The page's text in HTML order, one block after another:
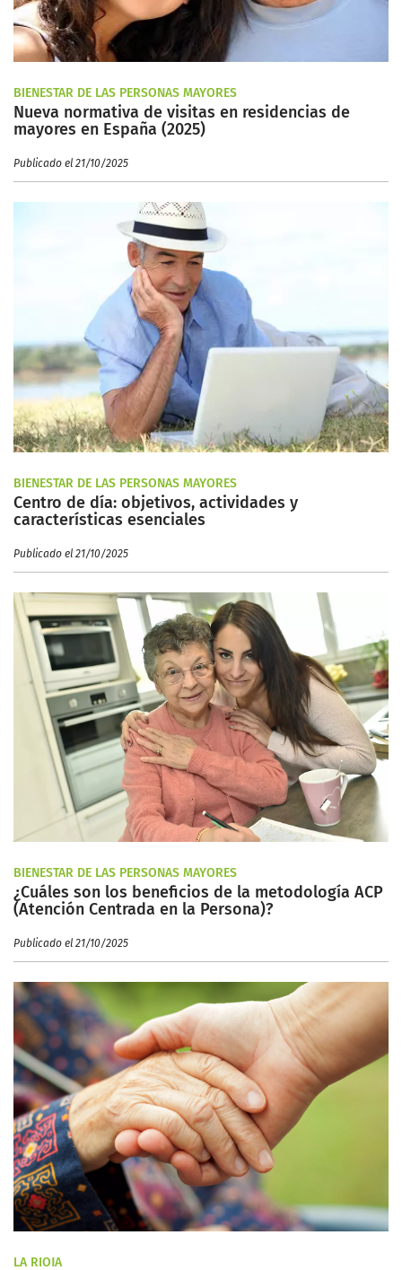
BIENESTAR DE LAS PERSONAS MAYORES
Nueva normativa de visitas en residencias de
mayores en España (2025)
Publicado el 21/10/2025
BIENESTAR DE LAS PERSONAS MAYORES
Centro de día: objetivos, actividades y
características esenciales
Publicado el 21/10/2025
BIENESTAR DE LAS PERSONAS MAYORES
¿Cuáles son los beneficios de la metodología ACP
(Atención Centrada en la Persona)?
Publicado el 21/10/2025
LA RIOJA